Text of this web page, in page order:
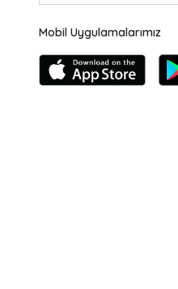
Mobil Uygulamalarımız